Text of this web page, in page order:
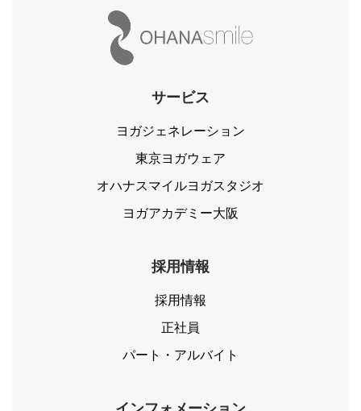
サービス
ヨガジェネレーション
東京ヨガウェア
オハナスマイルヨガスタジオ
ヨガアカデミー大阪
採用情報
採用情報
正社員
パート・アルバイト